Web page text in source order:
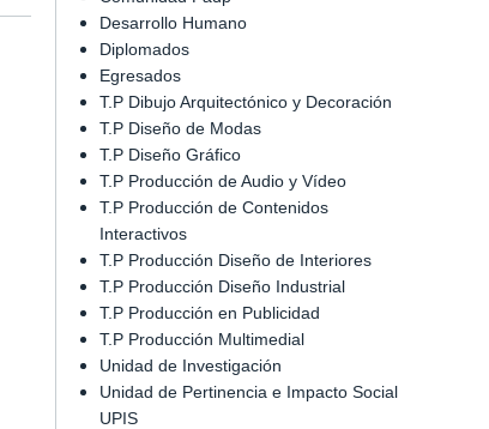
Desarrollo Humano
Diplomados
Egresados
T.P Dibujo Arquitectónico y Decoración
T.P Diseño de Modas
T.P Diseño Gráfico
T.P Producción de Audio y Vídeo
T.P Producción de Contenidos
Interactivos
T.P Producción Diseño de Interiores
T.P Producción Diseño Industrial
T.P Producción en Publicidad
T.P Producción Multimedial
Unidad de Investigación
Unidad de Pertinencia e Impacto Social
UPIS